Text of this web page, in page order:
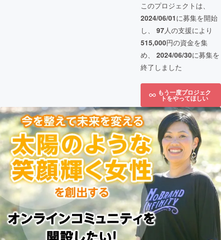
このプロジェクトは、
2024/06/01に募集を開始
し、 97人の支援により
515,000円の資金を集
め、 2024/06/30に募集を
終了しました
もう一度プロジェク
トをやってほしい